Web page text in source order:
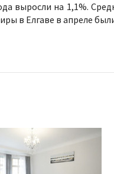
выросли на 1,1%.
в Елгаве в апреле